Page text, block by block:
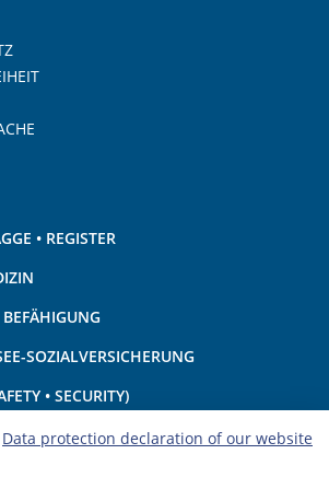
• REGISTER
SOZIALVERSICHERUNG
• SECURITY)
• KLIMA
Data protection declaration of our website